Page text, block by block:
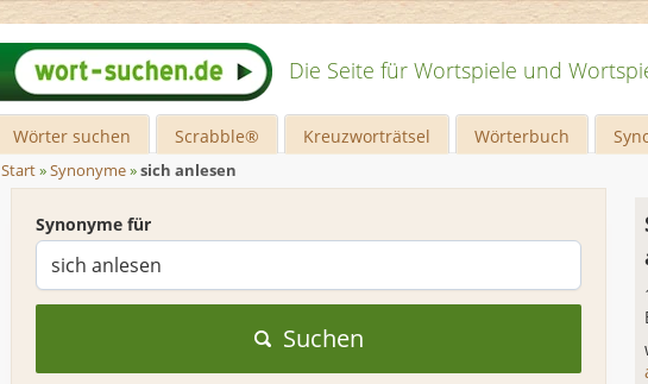
Die Seite für Wortspiele und
Wörter suchen Scrabble® Kreuzworträtsel Wörterbuch
Start»Synonyme»sich anlesen
Synonyme für
Suchen